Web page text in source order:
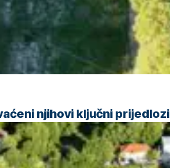
njihovi ključni prijedlozi